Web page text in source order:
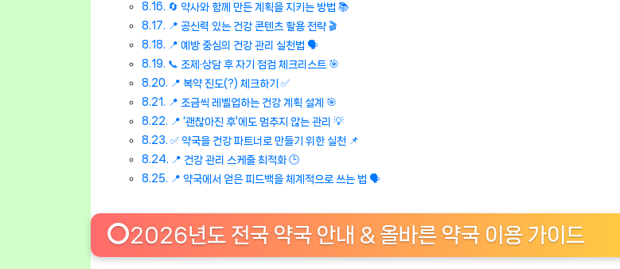
🔄 약사와 함께 만든 계획을 지키는 방법 📚
📍 공신력 있는 건강 콘텐츠 활용 전략 🎬
📍 예방 중심의 건강 관리 실천법 🗣️
📞 조제·상담 후 자기 점검 체크리스트 🎯
📍 복약 진도(?) 체크하기 ✅
📍 조금씩 레벨업하는 건강 계획 설계 🎯
📍 ‘괜찮아진 후’에도 멈추지 않는 관리 💡
✅ 약국을 건강 파트너로 만들기 위한 실천 📌
📍 건강 관리 스케줄 최적화 🕒
📍 약국에서 얻은 피드백을 체계적으로 쓰는 법 🗣️
⭕2026년도 전국 약국 안내 & 올바른 약국 이용 가이드